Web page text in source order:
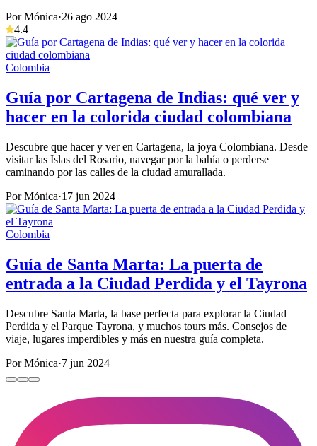
Por Mónica·26 ago 2024
4.4
Colombia
Guía por Cartagena de Indias: qué ver y
hacer en la colorida ciudad colombiana
Descubre que hacer y ver en Cartagena, la joya Colombiana. Desde
visitar las Islas del Rosario, navegar por la bahía o perderse
caminando por las calles de la ciudad amurallada.
Por Mónica·17 jun 2024
Colombia
Guía de Santa Marta: La puerta de
entrada a la Ciudad Perdida y el Tayrona
Descubre Santa Marta, la base perfecta para explorar la Ciudad
Perdida y el Parque Tayrona, y muchos tours más. Consejos de
viaje, lugares imperdibles y más en nuestra guía completa.
Por Mónica·7 jun 2024